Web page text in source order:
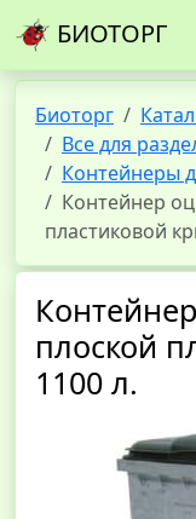
БИОТОРГ
Биоторг
Все для
Контейнеры
Контейнер
пластиковой
плоской
1100 л.